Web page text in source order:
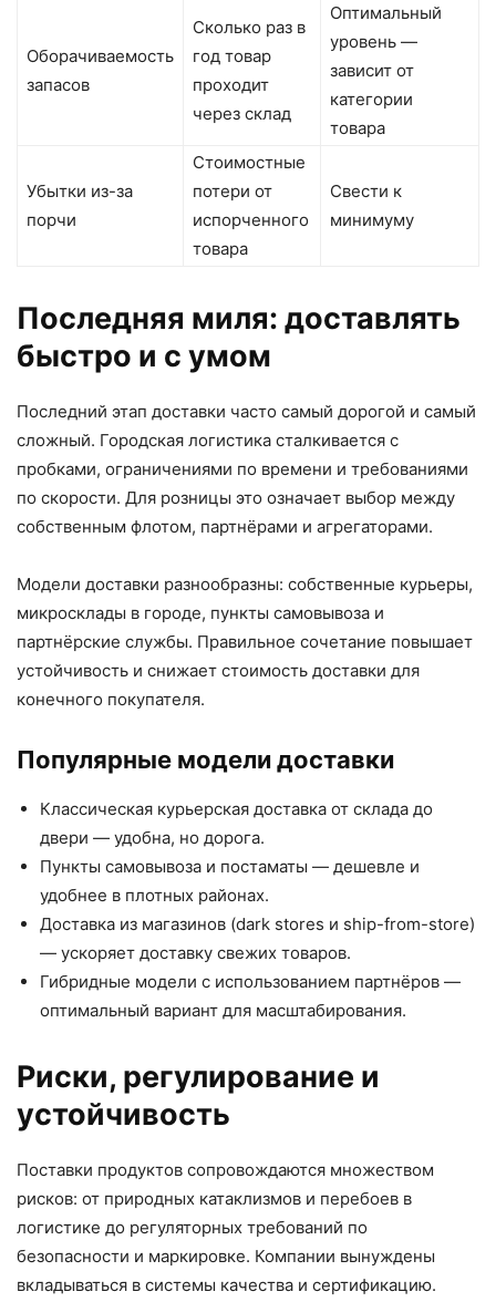
Оборачиваемость
запасов
Сколько раз в
год товар
проходит
через склад
Оптимальный
уровень —
зависит от
категории
товара
Убытки из-за
порчи
Стоимостные
потери от
испорченного
товара
Свести к
минимуму
Последняя миля: доставлять
быстро и с умом
Последний этап доставки часто самый дорогой и самый
сложный. Городская логистика сталкивается с
пробками, ограничениями по времени и требованиями
по скорости. Для розницы это означает выбор между
собственным флотом, партнёрами и агрегаторами.
Модели доставки разнообразны: собственные курьеры,
микросклады в городе, пункты самовывоза и
партнёрские службы. Правильное сочетание повышает
устойчивость и снижает стоимость доставки для
конечного покупателя.
Популярные модели доставки
Классическая курьерская доставка от склада до
двери — удобна, но дорога.
Пункты самовывоза и постаматы — дешевле и
удобнее в плотных районах.
Доставка из магазинов (dark stores и ship-from-store)
— ускоряет доставку свежих товаров.
Гибридные модели с использованием партнёров —
оптимальный вариант для масштабирования.
Риски, регулирование и
устойчивость
Поставки продуктов сопровождаются множеством
рисков: от природных катаклизмов и перебоев в
логистике до регуляторных требований по
безопасности и маркировке. Компании вынуждены
вкладываться в системы качества и сертификацию.